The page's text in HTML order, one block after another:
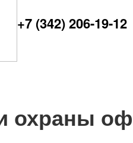
+7 (342) 206-19-12
охраны